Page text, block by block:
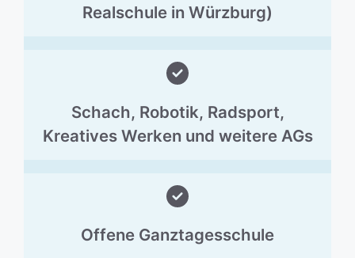
Realschule in Würzburg)
Schach, Robotik, Radsport,
Kreatives Werken und weitere AGs
Offene Ganztagesschule